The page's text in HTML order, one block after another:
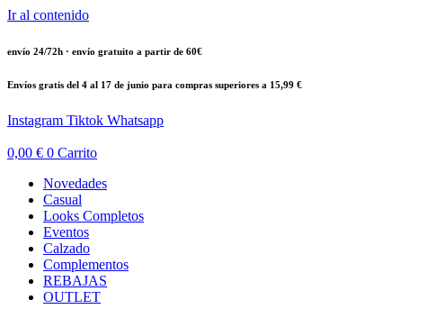
Ir al contenido
envío 24/72h · envío gratuito a partir de 60€
Envíos gratis del 4 al 17 de junio para compras superiores a 15,99 €
Instagram Tiktok Whatsapp
0,00 € 0 Carrito
Novedades
Casual
Looks Completos
Eventos
Calzado
Complementos
REBAJAS
OUTLET